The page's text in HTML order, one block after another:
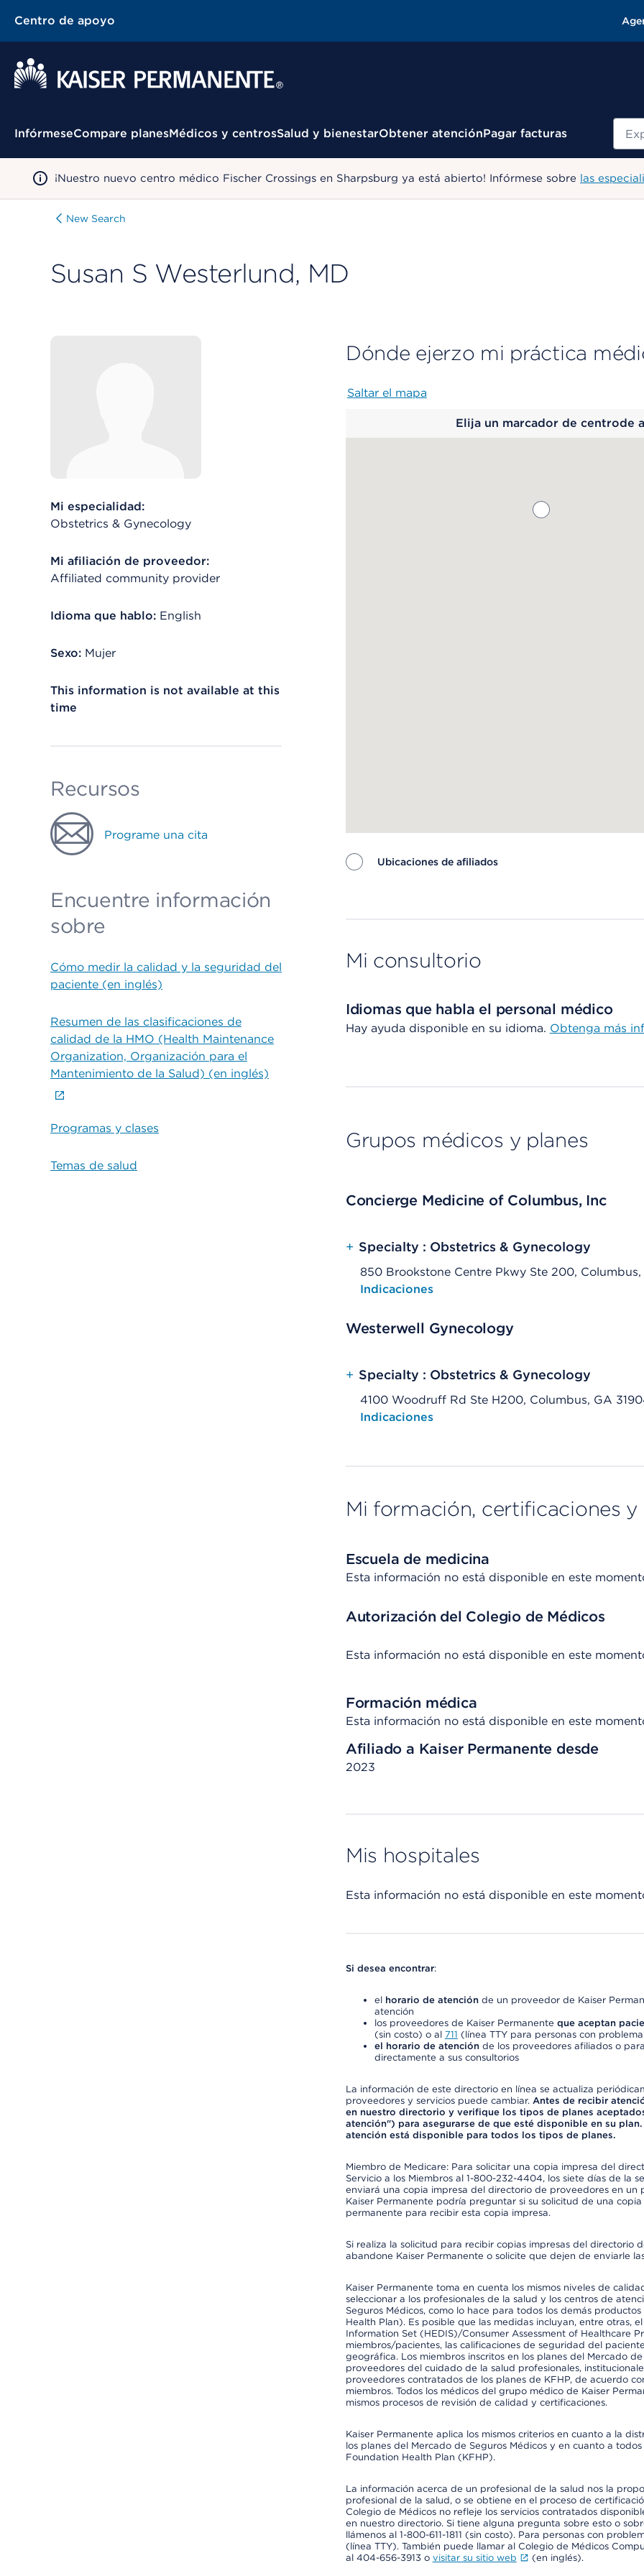
Centro de apoyo
Menú contextual
InfórmeseCompare planesMédicos y centrosSalud y bienestarObtener atenciónPagar facturas
¡Nuestro nuevo centro médico Fischer Crossings en Sharpsburg ya está abierto! Infórmese sobre las
New Search
Susan S Westerlund, MD
Mi especialidad:
Obstetrics & Gynecology
Mi afiliación de proveedor:
Affiliated community provider
Idioma que hablo: English
Sexo: Mujer
This information is not available at this
time
Recursos
Programe una cita
Encuentre información
sobre
Cómo medir la calidad y la seguridad del
paciente (en inglés)
Resumen de las clasificaciones de
calidad de la HMO (Health Maintenance
Organization, Organización para el
Mantenimiento de la Salud) (en inglés)
Programas y clases
Temas de salud
Dónde ejerzo mi práctica
Saltar el mapa
Elija un marcador de centrode
Ubicaciones de afiliados
Mi consultorio
Idiomas que habla el personal médico
Hay ayuda disponible en su idioma. Obtenga más
Grupos médicos y planes
Concierge Medicine of Columbus, Inc
+ Specialty : Obstetrics & Gynecology
850 Brookstone Centre Pkwy Ste 200, Columbus,
Opens native map application on mobile devices
Indicaciones
Westerwell Gynecology
+ Specialty : Obstetrics & Gynecology
4100 Woodruff Rd Ste H200, Columbus, GA
Opens native map application on mobile devices
Indicaciones
Mi formación, certificaciones y
Escuela de medicina
Esta información no está disponible en este
Autorización del Colegio de Médicos
Esta información no está disponible en este
Formación médica
Esta información no está disponible en este
Afiliado a Kaiser Permanente desde
2023
Mis hospitales
Esta información no está disponible en este
Si desea encontrar:
el horario de atenciónde un proveedor de Kaiser
atención
los proveedores de Kaiser Permanente que aceptan
(sin costo) o al 711 (línea TTY para personas con
el horario de atenciónde los proveedores afiliados o
directamente a sus consultorios
La información de este directorio en línea se actualiza
proveedores y servicios puede cambiar. Antes de recibir
en nuestro directorio y verifique los tipos de planes
atención") para asegurarse de que esté disponible en su
atención está disponible para todos los tipos de planes.
Miembro de Medicare: Para solicitar una copia impresa del
Servicio a los Miembros al 1-800-232-4404, los siete días de la
enviará una copia impresa del directorio de proveedores en un
Kaiser Permanente podría preguntar si su solicitud de una
permanente para recibir esta copia impresa.
Si realiza la solicitud para recibir copias impresas del directorio
abandone Kaiser Permanente o solicite que dejen de enviarle
Kaiser Permanente toma en cuenta los mismos niveles de
seleccionar a los profesionales de la salud y los centros de
Seguros Médicos, como lo hace para todos los demás
Health Plan). Es posible que las medidas incluyan, entre otras,
Information Set (HEDIS)/Consumer Assessment of Healthcare
miembros/pacientes, las calificaciones de seguridad del
geográfica. Los miembros inscritos en los planes del Mercado
proveedores del cuidado de la salud profesionales,
proveedores contratados de los planes de KFHP, de acuerdo
miembros. Todos los médicos del grupo médico de Kaiser
mismos procesos de revisión de calidad y certificaciones.
Kaiser Permanente aplica los mismos criterios en cuanto a la
los planes del Mercado de Seguros Médicos y en cuanto a
Foundation Health Plan (KFHP).
La información acerca de un profesional de la salud nos la
profesional de la salud, o se obtiene en el proceso de
Colegio de Médicos no refleje los servicios contratados
en nuestro directorio. Si tiene alguna pregunta sobre esto o
llámenos al 1-800-611-1811 (sin costo). Para personas con
(línea TTY). También puede llamar al Colegio de Médicos
al 404-656-3913 o visitar su sitio web (en inglés).